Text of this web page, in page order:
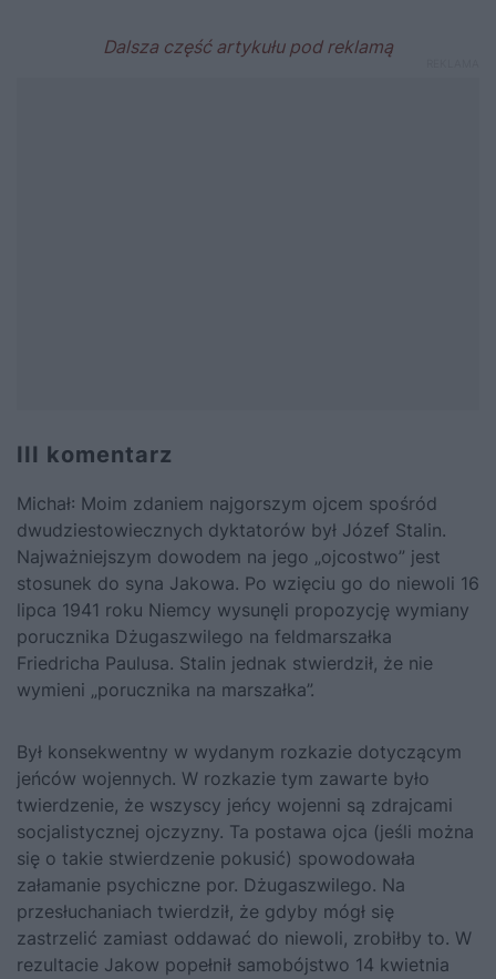
III komentarz
Michał: Moim zdaniem najgorszym ojcem spośród
dwudziestowiecznych dyktatorów był Józef Stalin.
Najważniejszym dowodem na jego „ojcostwo” jest
stosunek do syna Jakowa. Po wzięciu go do niewoli 16
lipca 1941 roku Niemcy wysunęli propozycję wymiany
porucznika Dżugaszwilego na feldmarszałka
Friedricha Paulusa. Stalin jednak stwierdził, że nie
wymieni „porucznika na marszałka”.
Był konsekwentny w wydanym rozkazie dotyczącym
jeńców wojennych. W rozkazie tym zawarte było
twierdzenie, że wszyscy jeńcy wojenni są zdrajcami
socjalistycznej ojczyzny. Ta postawa ojca (jeśli można
się o takie stwierdzenie pokusić) spowodowała
załamanie psychiczne por. Dżugaszwilego. Na
przesłuchaniach twierdził, że gdyby mógł się
zastrzelić zamiast oddawać do niewoli, zrobiłby to. W
rezultacie Jakow popełnił samobójstwo 14 kwietnia